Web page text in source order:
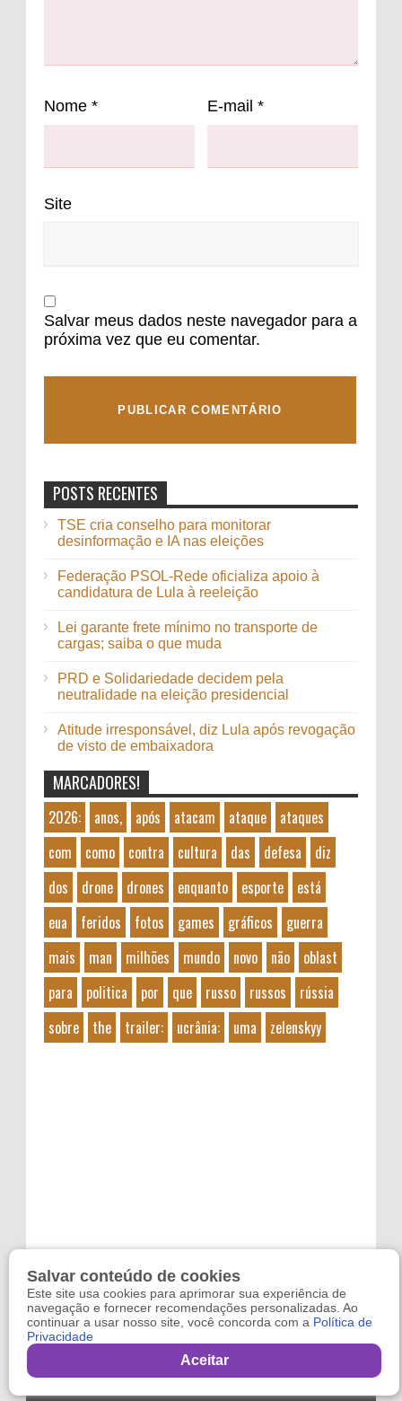
Nome * E-mail *
Site
Salvar meus dados neste navegador para a
próxima vez que eu comentar.
POSTS RECENTES
TSE cria conselho para monitorar
desinformação e IA nas eleições
Federação PSOL-Rede oficializa apoio à
candidatura de Lula à reeleição
Lei garante frete mínimo no transporte de
cargas; saiba o que muda
PRD e Solidariedade decidem pela
neutralidade na eleição presidencial
Atitude irresponsável, diz Lula após revogação
de visto de embaixadora
MARCADORES!
2026: anos, após atacam ataque
ataques
com
como contra cultura das defesa
diz
dos
drone drones enquanto esporte
está
eua
feridos fotos games gráficos
guerra
mais
man milhões mundo novo não
oblast
para
politica por que russo russos
rússia
sobre
the trailer: ucrânia: uma zelenskyy
Reviltec,Filmes Online
Salvar conteúdo de cookies
Este site usa cookies para aprimorar sua experiência de
navegação e fornecer recomendações personalizadas. Ao
continuar a usar nosso site, você concorda com a Política de
Privacidade
Aceitar